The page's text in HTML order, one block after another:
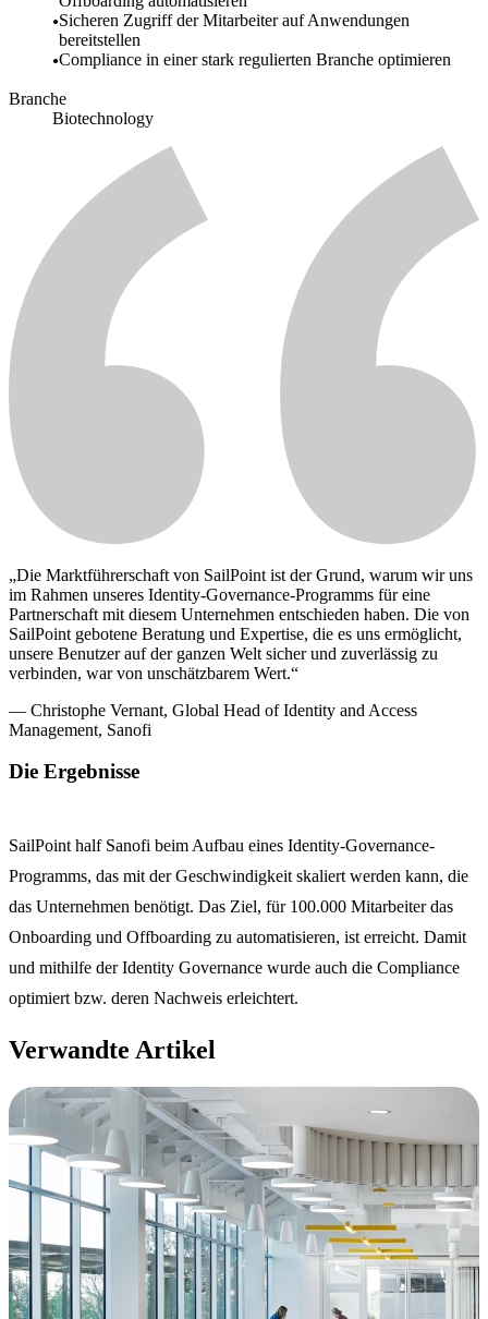
Sicheren Zugriff der Mitarbeiter auf Anwendungen
bereitstellen
Compliance in einer stark regulierten Branche optimieren
Branche
Biotechnology
„Die Marktführerschaft von SailPoint ist der Grund, warum wir uns
im Rahmen unseres Identity-Governance-Programms für eine
Partnerschaft mit diesem Unternehmen entschieden haben. Die von
SailPoint gebotene Beratung und Expertise, die es uns ermöglicht,
unsere Benutzer auf der ganzen Welt sicher und zuverlässig zu
verbinden, war von unschätzbarem Wert.“
— Christophe Vernant, Global Head of Identity and Access
Management, Sanofi
Die Ergebnisse
SailPoint half Sanofi beim Aufbau eines Identity-Governance-
Programms, das mit der Geschwindigkeit skaliert werden kann, die
das Unternehmen benötigt. Das Ziel, für 100.000 Mitarbeiter das
Onboarding und Offboarding zu automatisieren, ist erreicht. Damit
und mithilfe der Identity Governance wurde auch die Compliance
optimiert bzw. deren Nachweis erleichtert.
Verwandte Artikel